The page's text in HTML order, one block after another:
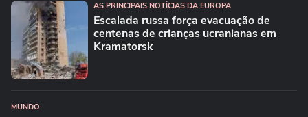
AS PRINCIPAIS NOTÍCIAS DA EUROPA
Escalada russa força evacuação de
centenas de crianças ucranianas em
Kramatorsk
MUNDO